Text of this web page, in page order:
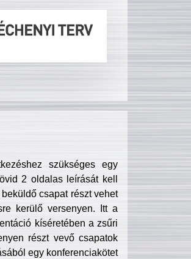
szükséges egy
2 oldalas leírását kell
csapat részt vehet
kerülő versenyen. Itt a
kíséretében a zsűri
részt vevő csapatok
egy konferenciakötet